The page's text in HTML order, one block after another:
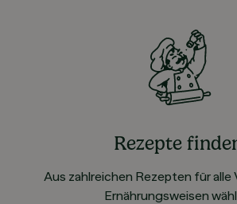
Rezepte
Aus zahlreichen Rezepten für alle
Ernährungsweisen